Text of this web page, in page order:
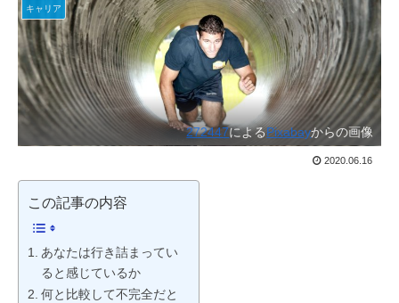
キャリア
272447によるPixabayからの画像
2020.06.16
この記事の内容
あなたは行き詰まってい
ると感じているか
何と比較して不完全だと